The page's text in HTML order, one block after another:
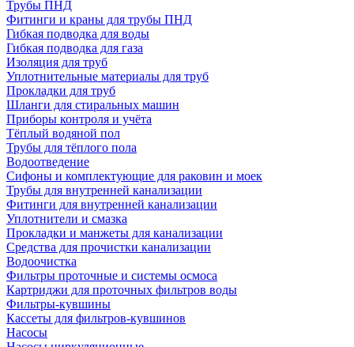
Трубы ПНД
Фитинги и краны для трубы ПНД
Гибкая подводка для воды
Гибкая подводка для газа
Изоляция для труб
Уплотнительные материалы для труб
Прокладки для труб
Шланги для стиральных машин
Приборы контроля и учёта
Тёплый водяной пол
Трубы для тёплого пола
Водоотведение
Сифоны и комплектующие для раковин и моек
Трубы для внутренней канализации
Фитинги для внутренней канализации
Уплотнители и смазка
Прокладки и манжеты для канализации
Средства для прочистки канализации
Водоочистка
Фильтры проточные и системы осмоса
Картриджи для проточных фильтров воды
Фильтры-кувшины
Кассеты для фильтров-кувшинов
Насосы